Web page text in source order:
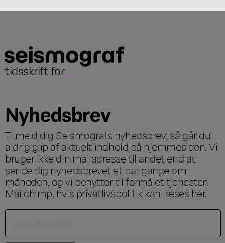
tidsskrift for...
Nyhedsbrev
Tilmeld dig Seismografs nyhedsbrev; så går du
aldrig glip af aktuelt indhold på hjemmesiden. Vi
bruger ikke din mailadresse til andet end at
sende dig nyhedsbrevet et par gange om
måneden, og vi benytter til formålet tjenesten
Mailchimp, hvis privatlivspolitik kan læses her.